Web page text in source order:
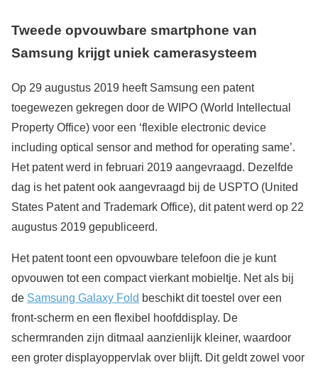
Tweede opvouwbare smartphone van
Samsung krijgt uniek camerasysteem
Op 29 augustus 2019 heeft Samsung een patent
toegewezen gekregen door de WIPO (World Intellectual
Property Office) voor een ‘flexible electronic device
including optical sensor and method for operating same’.
Het patent werd in februari 2019 aangevraagd. Dezelfde
dag is het patent ook aangevraagd bij de USPTO (United
States Patent and Trademark Office), dit patent werd op 22
augustus 2019 gepubliceerd.
Het patent toont een opvouwbare telefoon die je kunt
opvouwen tot een compact vierkant mobieltje. Net als bij
de Samsung Galaxy Fold beschikt dit toestel over een
front-scherm en een flexibel hoofddisplay. De
schermranden zijn ditmaal aanzienlijk kleiner, waardoor
een groter displayoppervlak over blijft. Dit geldt zowel voor